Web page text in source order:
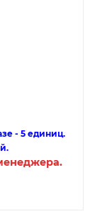
- 5 единиц.